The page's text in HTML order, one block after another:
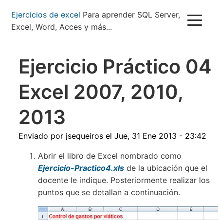
Pasar
contenido
Ejercicios de excel Para aprender SQL Server,
Excel, Word, Acces y más...
Ejercicio Práctico 04
Excel 2007, 2010,
2013
Enviado por jsequeiros el Jue, 31 Ene 2013 - 23:42
Abrir el libro de Excel nombrado como
Ejercicio-Practico4.xls de la ubicación que el
docente le indique. Posteriormente realizar los
puntos que se detallan a continuación.